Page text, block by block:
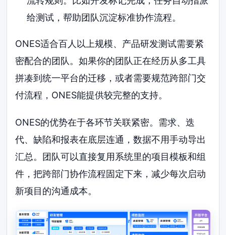
给测试，帮助团队沉淀标准协作流程。
ONES适合百人以上规模、产品研发测试需要紧
密配合的团队。如果你的团队正在经历从多工具
拼凑到统一平台的迁移，或者需要规范跨部门交
付流程，ONES能提供较完整的支持。
ONES的优势在于各环节关联紧密。需求、迭
代、缺陷和报表在底层连通，数据不用手动导出
汇总。团队可以直接复用系统里的项目模板和组
件，把跨部门协作流程固定下来，减少每次启动
新项目的沟通成本。